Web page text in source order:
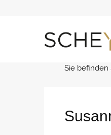
Sie befinden